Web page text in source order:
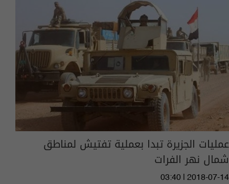
عمليات الجزيرة تبدا بعملية تفتيش لمناطق
شمال نهر الفرات
03:40 | 2018-07-14